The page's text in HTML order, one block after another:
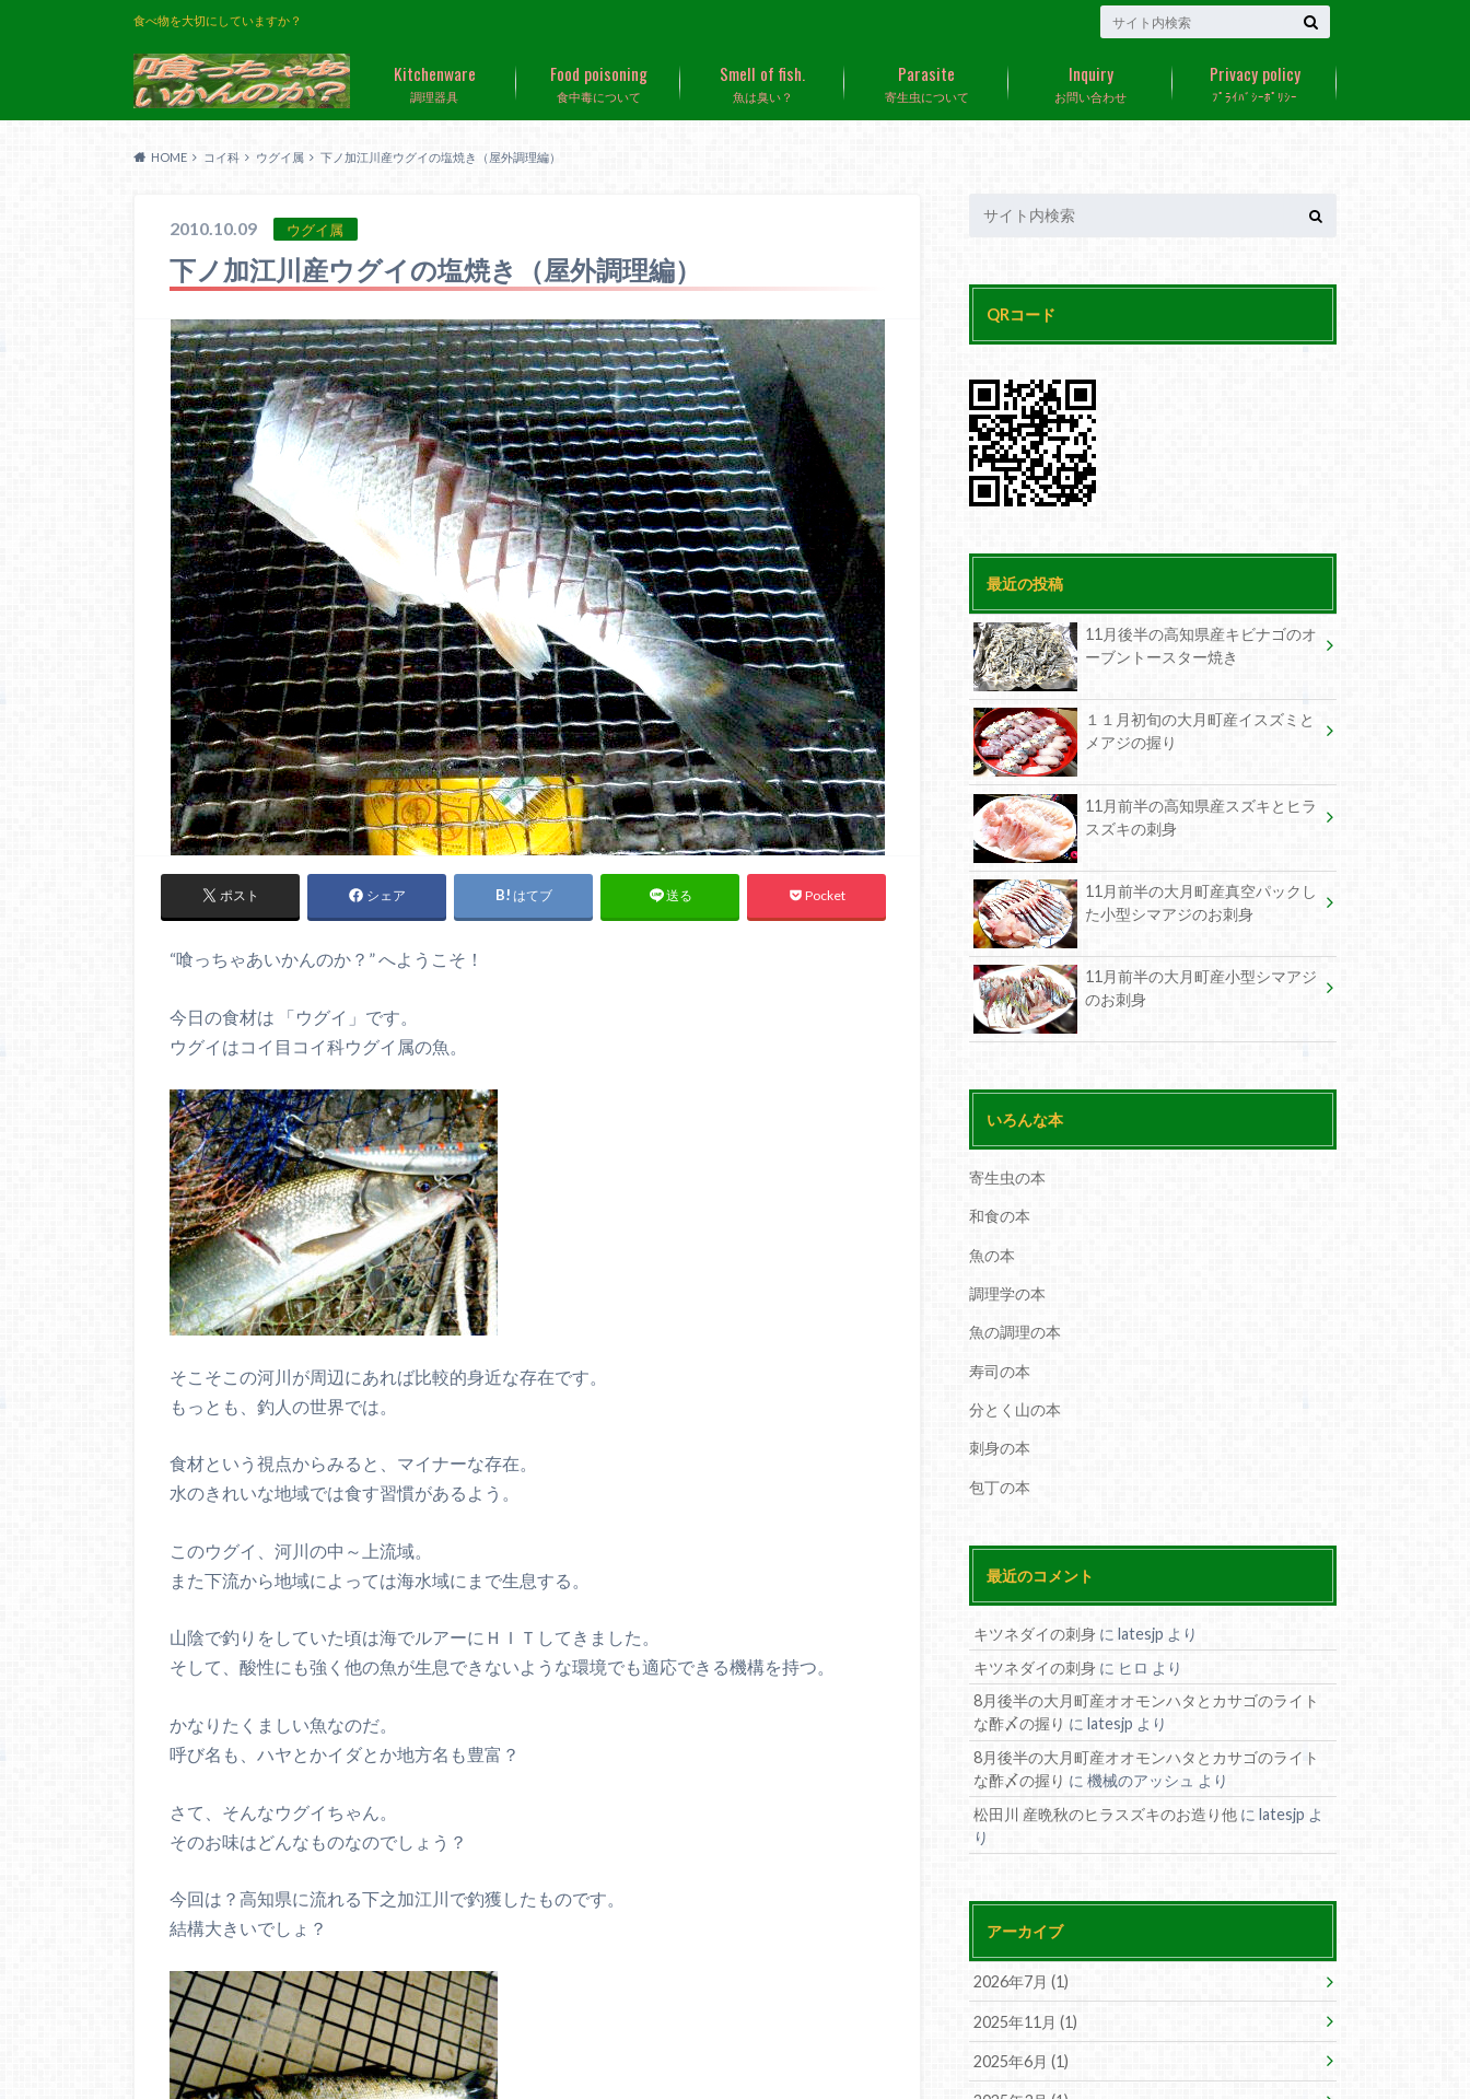
食べ物を大切にしていますか？
調理器具
Kitchenware
食中毒について
Food poisoning
魚は臭い？
Smell of fish.
寄生虫について
Parasite
お問い合わせ
Inquiry
ﾌﾟﾗｲﾊﾞｼｰﾎﾟﾘｼｰ
Privacy policy
HOME コイ科 ウグイ属 下ノ加江川産ウグイの塩焼き（屋外調理編）
2010.10.09 ウグイ属
下ノ加江川産ウグイの塩焼き（屋外調理編）
ポスト シェア はてブ 送る Pocket
“喰っちゃあいかんのか？” へようこそ！
今日の食材は 「ウグイ」です。
ウグイはコイ目コイ科ウグイ属の魚。
そこそこの河川が周辺にあれば比較的身近な存在です。
もっとも、釣人の世界では。
食材という視点からみると、マイナーな存在。
水のきれいな地域では食す習慣があるよう。
このウグイ、河川の中～上流域。
また下流から地域によっては海水域にまで生息する。
山陰で釣りをしていた頃は海でルアーにＨＩＴしてきました。
そして、酸性にも強く他の魚が生息できないような環境でも適応できる機構を持つ。
かなりたくましい魚なのだ。
呼び名も、ハヤとかイダとか地方名も豊富？
さて、そんなウグイちゃん。
そのお味はどんなものなのでしょう？
今回は？高知県に流れる下之加江川で釣獲したものです。
結構大きいでしょ？
QRコード
最近の投稿
11月後半の高知県産キビナゴのオ
ーブントースター焼き
１１月初旬の大月町産イスズミと
メアジの握り
11月前半の高知県産スズキとヒラ
スズキの刺身
11月前半の大月町産真空パックし
た小型シマアジのお刺身
11月前半の大月町産小型シマアジ
のお刺身
いろんな本
寄生虫の本
和食の本
魚の本
調理学の本
魚の調理の本
寿司の本
分とく山の本
刺身の本
包丁の本
最近のコメント
キツネダイの刺身 にlatesjp より
キツネダイの刺身 に ヒロ より
8月後半の大月町産オオモンハタとカサゴのライト
な酢〆の握り にlatesjp より
8月後半の大月町産オオモンハタとカサゴのライト
な酢〆の握り に機械のアッシュ より
松田川 産晩秋のヒラスズキのお造り他 にlatesjp よ
り
アーカイブ
2026年7月 (1)
2025年11月 (1)
2025年6月 (1)